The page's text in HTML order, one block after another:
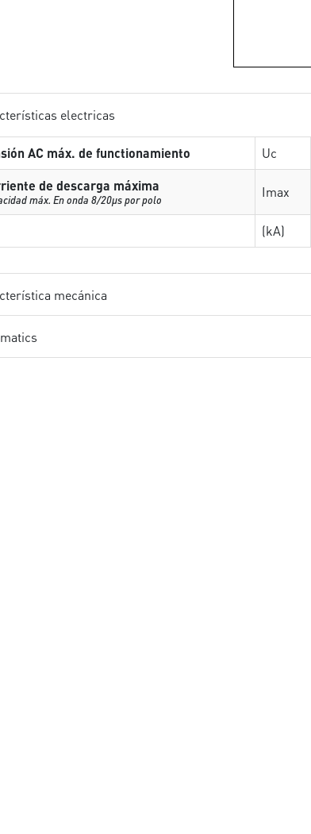
electricas
AC máx. de functionamiento Uc
de descarga máxima
máx. En onda 8/20µs por polo Imax
(kA)
mecánica